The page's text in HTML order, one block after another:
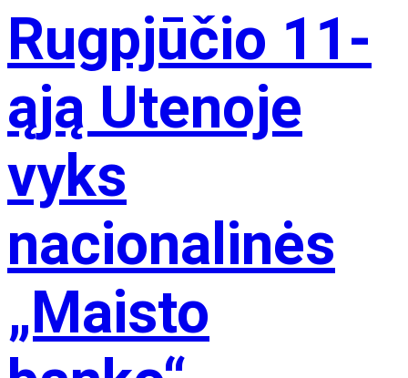
Rugpjūčio 11-
ąją Utenoje
vyks
nacionalinės
„Maisto